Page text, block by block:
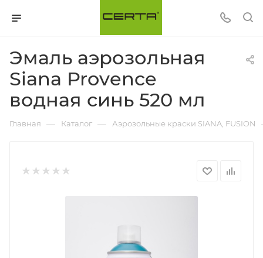
Эмаль аэрозольная
Siana Provence
водная синь 520 мл
Главная — Каталог — Аэрозольные краски SIANA, FUSION